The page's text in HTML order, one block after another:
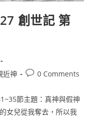
創世記 第
近神 0 Comments
節主題：真神與假神
女兒從我奪去，所以我